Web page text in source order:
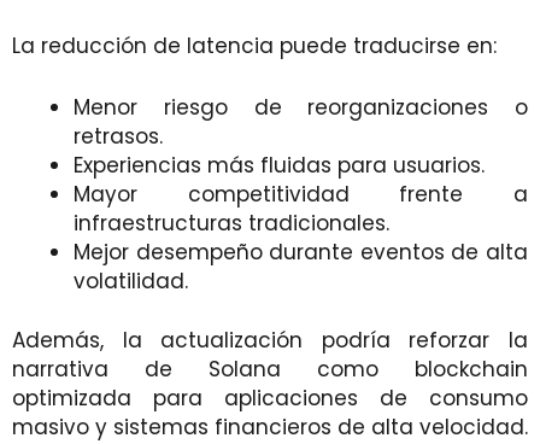
La reducción de latencia puede traducirse en:
Menor riesgo de reorganizaciones o
retrasos.
Experiencias más fluidas para usuarios.
Mayor competitividad frente a
infraestructuras tradicionales.
Mejor desempeño durante eventos de alta
volatilidad.
Además, la actualización podría reforzar la
narrativa de Solana como blockchain
optimizada para aplicaciones de consumo
masivo y sistemas financieros de alta velocidad.